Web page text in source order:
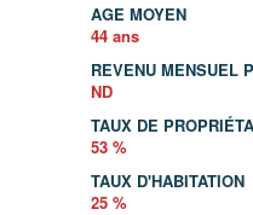
AGE MOYEN
44 ans
REVENU MENSUEL
ND
TAUX DE
53 %
TAUX D'HABITATION
25 %